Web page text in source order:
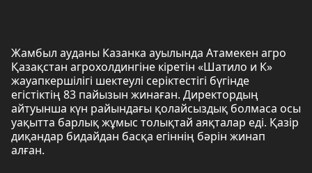
Жамбыл ауданы Казанка ауылында Атамекен агро
Қазақстан агрохолдингіне кіретін «Шатило и К»
жауапкершілігі шектеулі серіктестігі бүгінде
егістіктің 83 пайызын жинаған. Директордың
айтуынша күн райындағы қолайсыздық болмаса осы
уақытта барлық жұмыс толықтай аяқталар еді. Қазір
диқандар бидайдан басқа егіннің бәрін жинап
алған.